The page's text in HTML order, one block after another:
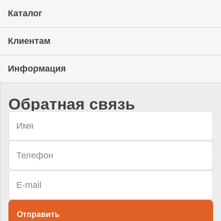
Каталог
Клиентам
Информация
Обратная связь
Отправить